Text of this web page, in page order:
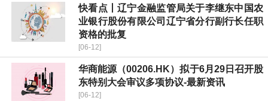
快看点丨辽宁金融监管局关于李继东中国农
业银行股份有限公司辽宁省分行副行长任职
资格的批复
[06-12]
华商能源（00206.HK）拟于6月29日召开股
东特别大会审议多项协议-最新资讯
[06-12]